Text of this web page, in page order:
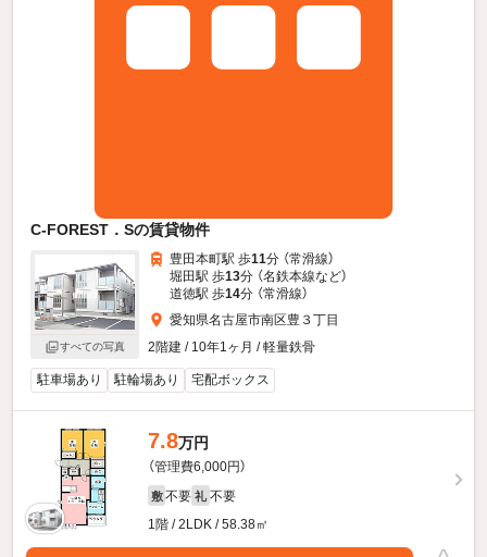
C-FOREST．Sの賃貸物件
すべての写真
豊田本町駅 歩11分 （常滑線）
堀田駅 歩13分 （名鉄本線など）
道徳駅 歩14分 （常滑線）
愛知県名古屋市南区豊３丁目
2階建 / 10年1ヶ月 / 軽量鉄骨
駐車場あり 駐輪場あり 宅配ボックス
7.8万円
（管理費6,000円）
敷 不要 礼 不要
1階 / 2LDK / 58.38㎡